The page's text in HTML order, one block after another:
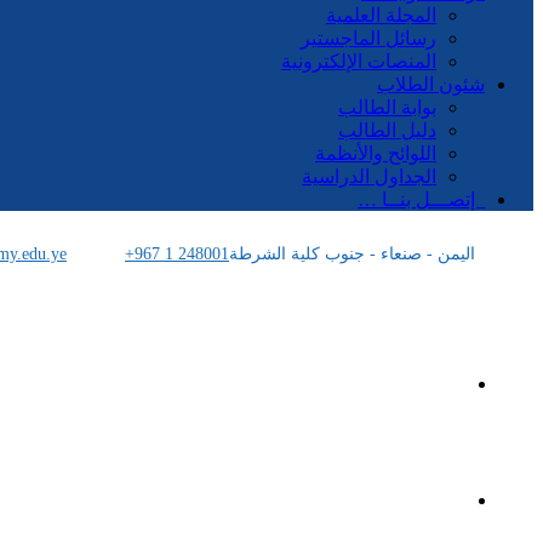
المجلة العلمية
رسائل الماجستير
المنصات الإلكترونية
شئون الطلاب
بوابة الطالب
دليل الطالب
اللوائح والأنظمة
الجداول الدراسية
إتصـــل بنــا …
اليمن - صنعاء - جنوب كلية الشرطة+967 1 248001